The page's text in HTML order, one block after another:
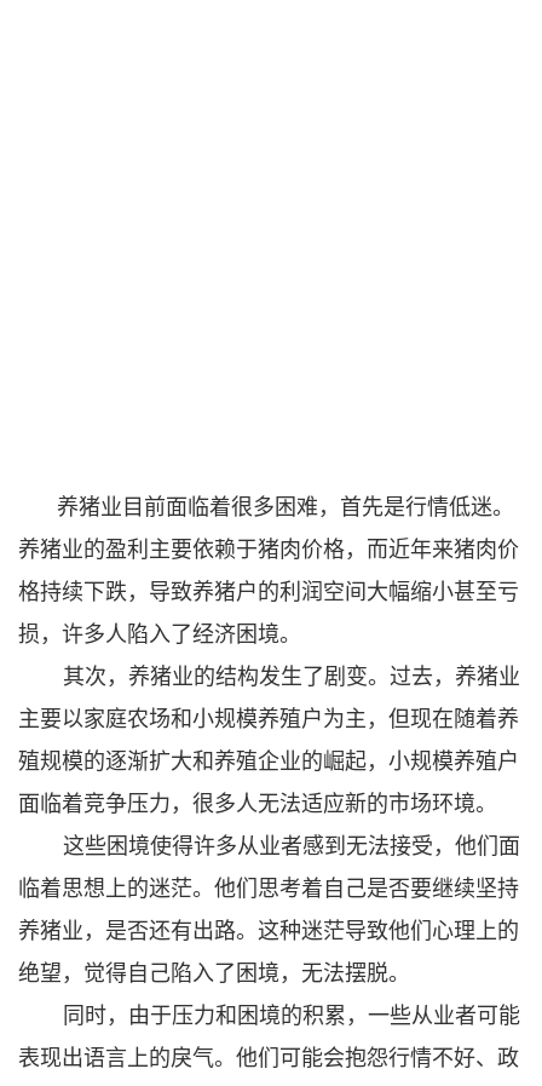
养猪业目前面临着很多困难，首先是行情低迷。
养猪业的盈利主要依赖于猪肉价格，而近年来猪肉价
格持续下跌，导致养猪户的利润空间大幅缩小甚至亏
损，许多人陷入了经济困境。
其次，养猪业的结构发生了剧变。过去，养猪业
主要以家庭农场和小规模养殖户为主，但现在随着养
殖规模的逐渐扩大和养殖企业的崛起，小规模养殖户
面临着竞争压力，很多人无法适应新的市场环境。
这些困境使得许多从业者感到无法接受，他们面
临着思想上的迷茫。他们思考着自己是否要继续坚持
养猪业，是否还有出路。这种迷茫导致他们心理上的
绝望，觉得自己陷入了困境，无法摆脱。
同时，由于压力和困境的积累，一些从业者可能
表现出语言上的戾气。他们可能会抱怨行情不好、政